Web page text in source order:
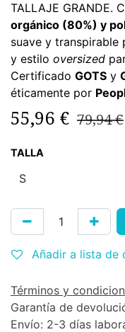
TALLAJE GRANDE.
orgánico (80%) y
suave y transpirable
y estilo oversized
Certificado GOTS y
éticamente por
55,96 € 79,94€
TALLA
Añadir a lista de
Términos y
Garantía de
Envío: 2-3 días